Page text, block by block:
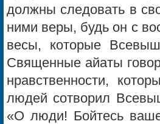
должны следовать в
ними веры, будь он с
весы, которые
Священные айаты
нравственности,
людей сотворил
«О люди! Бойтесь